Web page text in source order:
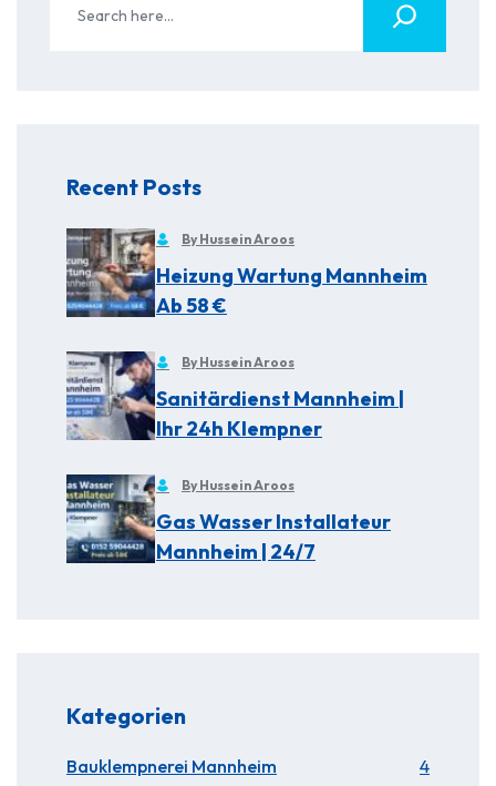
Recent Posts
By Hussein Aroos
Heizung Wartung Mannheim
Ab 58 €
By Hussein Aroos
Sanitärdienst Mannheim |
Ihr 24h Klempner
By Hussein Aroos
Gas Wasser Installateur
Mannheim | 24/7
Kategorien
Bauklempnerei Mannheim 4